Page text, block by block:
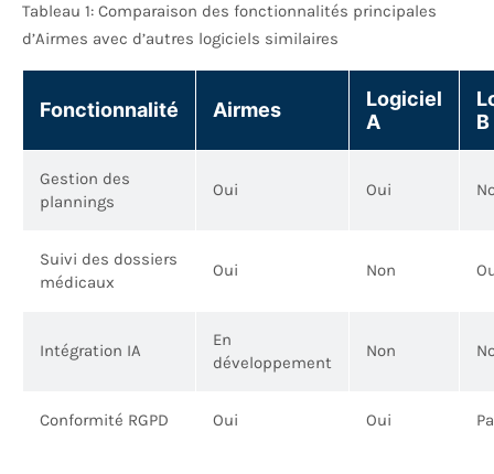
Tableau 1: Comparaison des fonctionnalités principales
d’Airmes avec d’autres logiciels similaires
Fonctionnalité Airmes
Logiciel
A
B
Gestion des
plannings
Oui Oui
Suivi des dossiers
médicaux
Oui Non
Intégration IA
En
développement
Non
Conformité RGPD Oui Oui